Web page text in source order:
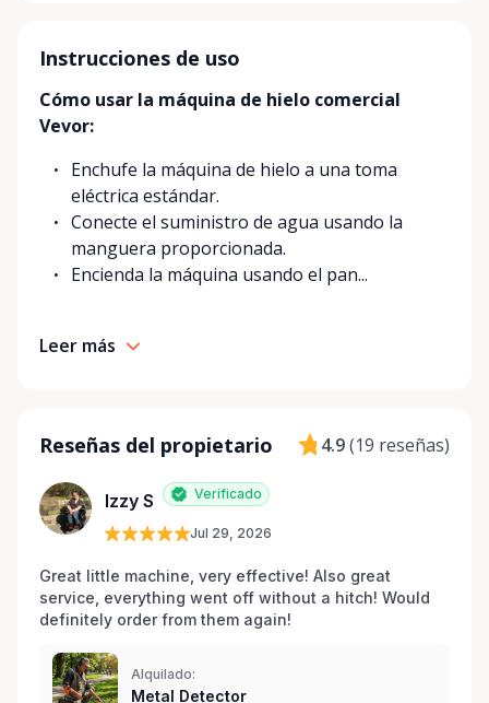
Instrucciones de uso
Cómo usar la máquina de hielo comercial
Vevor:
Enchufe la máquina de hielo a una toma
eléctrica estándar.
Conecte el suministro de agua usando la
manguera proporcionada.
Encienda la máquina usando el pan...
Leer más
Reseñas del propietario 4.9(19 reseñas)
Izzy S Verificado
Jul 29, 2026
Great little machine, very effective! Also great
service, everything went off without a hitch! Would
definitely order from them again!
Alquilado:
Metal Detector